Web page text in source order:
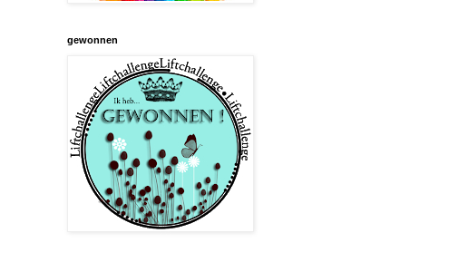
gewonnen